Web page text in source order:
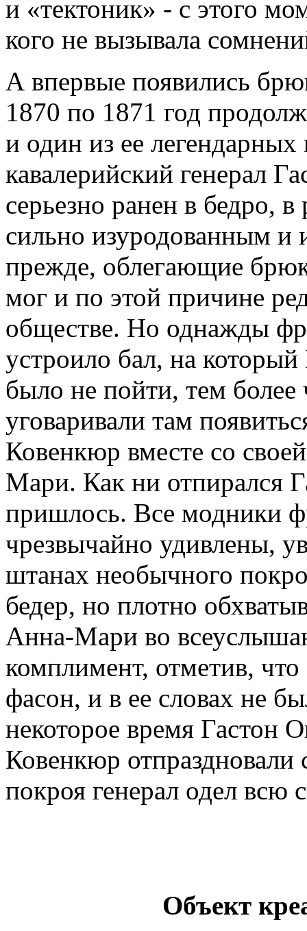
и «тектоник» - с этого
кого не вызывала
А впервые появились
1870 по 1871 год
и один из ее легендарных
кавалерийский генерал
серьезно ранен в бедро, в
сильно изуродованным и
прежде, облегающие
мог и по этой причине
обществе. Но однажды
устроило бал, на
было не пойти, тем более
уговаривали там
Ковенкюр вместе со
Мари. Как ни отпирался
пришлось. Все модники
чрезвычайно удивлены,
штанах необычного
бедер, но плотно
Анна-Мари во
комплимент, отметив,
фасон, и в ее словах не
некоторое время
Ковенкюр отпраздновали
покроя генерал одел
Объект